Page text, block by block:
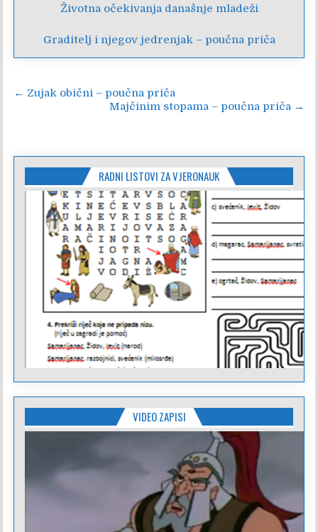
Životna očekivanja današnje mladeži
Graditelj i njegov jedrenjak – poučna priča
Navigacija
← Zujak obični – poučna priča
Majčinim stopama – poučna priča →
RADNI LISTOVI ZA VJERONAUK
VIDEO ZAPISI